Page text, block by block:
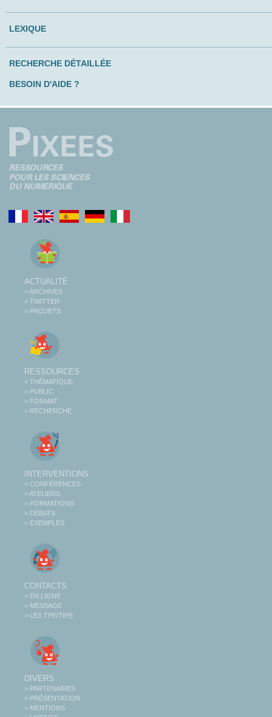
LEXIQUE
RECHERCHE DÉTAILLÉE
BESOIN D'AIDE ?
ACTUALITÉ
> ARCHIVES
> TWITTER
> PROJETS
RESSOURCES
> THÉMATIQUE
> PUBLIC
> FORMAT
> RECHERCHE
INTERVENTIONS
> CONFÉRENCES
> ATELIERS
> FORMATIONS
> DÉBATS
> EXEMPLES
CONTACTS
> EN LIGNE
> MESSAGE
> LES TPE/TIPE
DIVERS
> PARTENAIRES
> PRÉSENTATION
> MENTIONS